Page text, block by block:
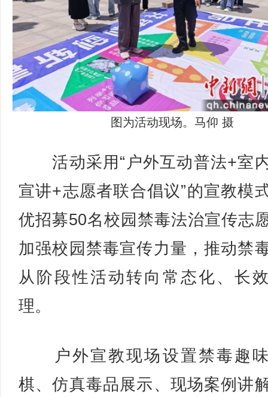
图为活动现场。马仰 摄
活动采用“户外互动普法+室
宣讲+志愿者联合倡议”的宣教模
优招募50名校园禁毒法治宣传志
加强校园禁毒宣传力量，推动禁
从阶段性活动转向常态化、长
理。
户外宣教现场设置禁毒趣
棋、仿真毒品展示、现场案例讲